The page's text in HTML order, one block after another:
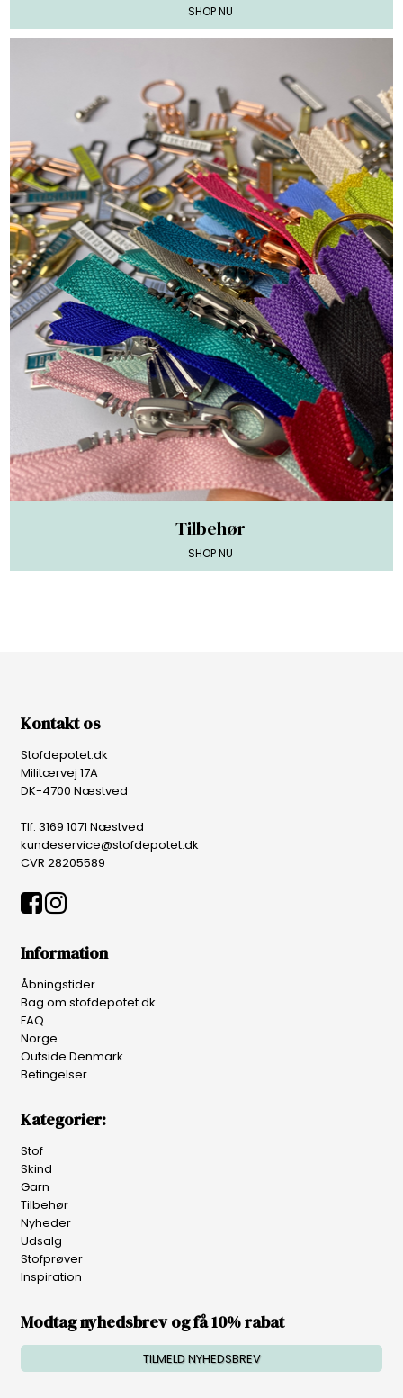
SHOP NU
Tilbehør
SHOP NU
Kontakt os
Stofdepotet.dk
Militærvej 17A
DK-4700 Næstved
Tlf. 3169 1071 Næstved
kundeservice@stofdepotet.dk
CVR 28205589
Information
Åbningstider
Bag om stofdepotet.dk
FAQ
Norge
Outside Denmark
Betingelser
Kategorier:
Stof
Skind
Garn
Tilbehør
Nyheder
Udsalg
Stofprøver
Inspiration
Modtag nyhedsbrev og få 10% rabat
TILMELD NYHEDSBREV